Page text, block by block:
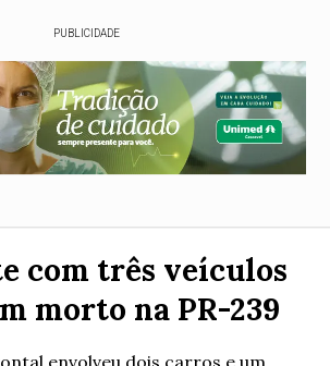
PUBLICIDADE
com três veículos
morto na PR-239
envolveu dois carros e um